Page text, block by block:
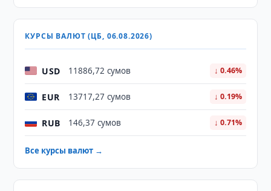
КУРСЫ ВАЛЮТ (ЦБ, 06.08.2026)
USD 11886,72 сумов ↓ 0.46%
EUR 13717,27 сумов ↓ 0.19%
RUB 146,37 сумов ↓ 0.71%
Все курсы валют →